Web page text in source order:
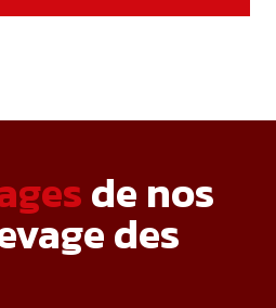
de nos
des